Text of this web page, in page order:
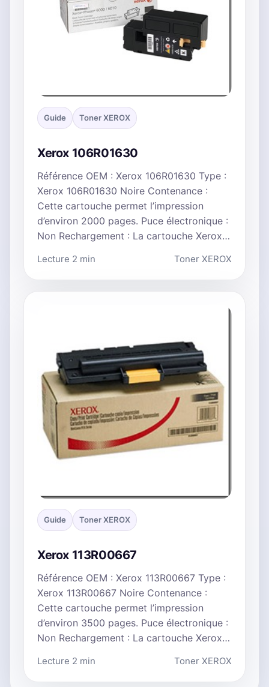
Guide Toner XEROX
Xerox 106R01630
Référence OEM : Xerox 106R01630 Type :
Xerox 106R01630 Noire Contenance :
Cette cartouche permet l’impression
d’environ 2000 pages. Puce électronique :
Non Rechargement : La cartouche Xerox…
Lecture 2 min Toner XEROX
Guide Toner XEROX
Xerox 113R00667
Référence OEM : Xerox 113R00667 Type :
Xerox 113R00667 Noire Contenance :
Cette cartouche permet l’impression
d’environ 3500 pages. Puce électronique :
Non Rechargement : La cartouche Xerox…
Lecture 2 min Toner XEROX